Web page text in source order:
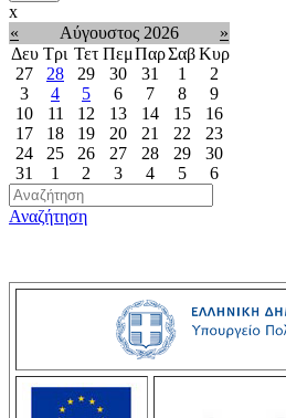
x
«
Αύγουστος 2026
»
Δευ Τρι Τετ ΠεμΠαρΣαβΚυρ
27
28 29 30 31 1
2
3
4 5 6 7 8
9
10
11 12 13 14 15
16
17
18 19 20 21 22
23
24
25 26 27 28 29
30
31
1 2 3 4 5 6
Αναζήτηση